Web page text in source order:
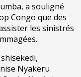
a souligné
Congo que des
les sinistrés
Nyakeru